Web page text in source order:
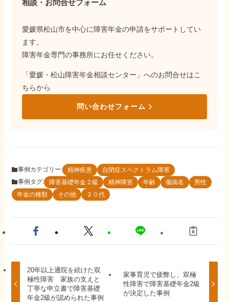
相談・お問合せフォーム
愛媛県松山市を中心に障害年金の申請をサポートしてい
ます。
障害年金専門の事務所にお任せください。
「愛媛・松山障害年金相談センター」へのお問合せはこ
ちらから
問い合わせフォーム
事例カテゴリー: 精神疾患
自閉症スペクトラム障害
事例タグ:
障害基礎年金２級 精神障害 年齢 傷病名
男性
年金の種類
その他 ２０代
20年以上通院を続けた双
極性障害 家族の支えと
丁寧な申立書で障害基礎
年金2級が認められた事例
家事育児で疲弊し、双極
性障害で障害基礎年金2級
が決定した事例